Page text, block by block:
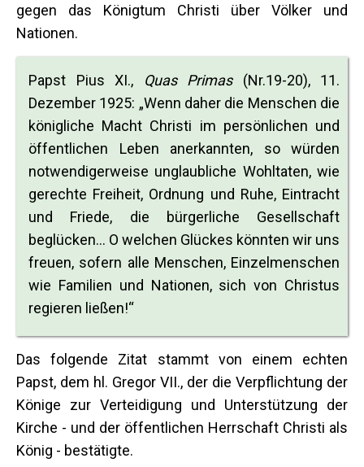
gegen das Königtum Christi über Völker und
Nationen.
Papst Pius XI., Quas Primas (Nr.19-20), 11.
Dezember 1925: „Wenn daher die Menschen die
königliche Macht Christi im persönlichen und
öffentlichen Leben anerkannten, so würden
notwendigerweise unglaubliche Wohltaten, wie
gerechte Freiheit, Ordnung und Ruhe, Eintracht
und Friede, die bürgerliche Gesellschaft
beglücken… O welchen Glückes könnten wir uns
freuen, sofern alle Menschen, Einzelmenschen
wie Familien und Nationen, sich von Christus
regieren ließen!“
Das folgende Zitat stammt von einem echten
Papst, dem hl. Gregor VII., der die Verpflichtung der
Könige zur Verteidigung und Unterstützung der
Kirche - und der öffentlichen Herrschaft Christi als
König - bestätigte.